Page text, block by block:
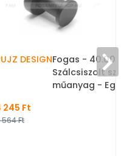
16 -DESIGNFogas -
Szálcsiszolt szürke
műanyag -
245 Ft
564 Ft